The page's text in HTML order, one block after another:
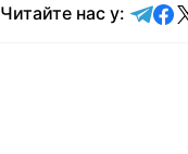
Читайте нас у: